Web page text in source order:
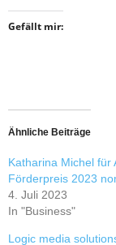
Gefällt mir:
Ähnliche Beiträge
Katharina Michel für
Förderpreis 2023
4. Juli 2023
In "Business"
Logic media